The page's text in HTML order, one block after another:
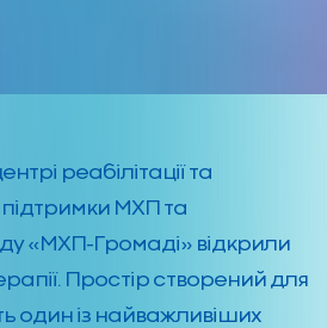
реабілітації та
підтримки МХП та
«МХП-Громаді» відкрили
Простір створений для
один із найважливіших